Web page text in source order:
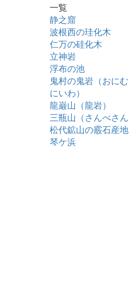
一覧
静之窟
波根西の珪化木
仁万の硅化木
立神岩
浮布の池
鬼村の鬼岩（おに
にいわ）
龍巌山（龍岩）
三瓶山（さんべさん
松代鉱山の霰石産地
琴ケ浜